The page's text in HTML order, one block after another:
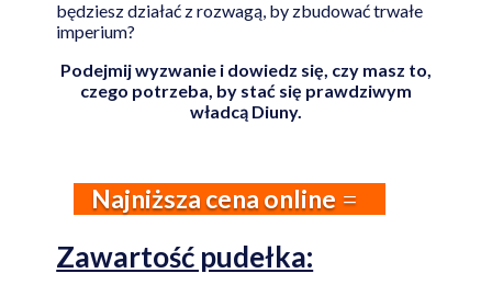
będziesz działać z rozwagą, by zbudować trwałe
imperium?
Podejmij wyzwanie i dowiedz się, czy masz to,
czego potrzeba, by stać się prawdziwym
władcą Diuny.
Najniższa cena online
Zawartość pudełka: